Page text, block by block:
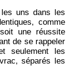
les uns dans les
comme
une réussite
de se rappeler
seulement les
séparés les